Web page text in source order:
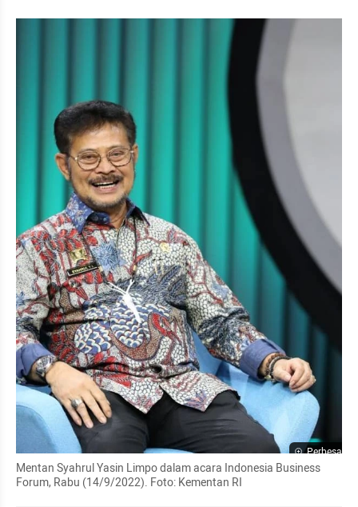
Perbesar
Mentan Syahrul Yasin Limpo dalam acara Indonesia Business
Forum, Rabu (14/9/2022). Foto: Kementan RI